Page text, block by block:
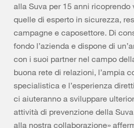
alla Suva per 15 anni
quelle di esperto in sicurezza,
campagne e caposettore. Di
fondo l’azienda e dispone di
con i suoi partner nel campo
buona rete di relazioni, l’ampia
specialistica e l’esperienza
ci aiuteranno a sviluppare
attività di prevenzione della
alla nostra collaborazione»